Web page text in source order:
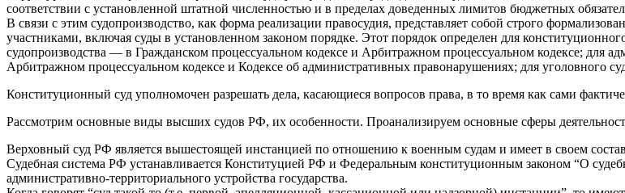
соответствии с установленной штатной численностью и в пределах доведенных лимитов бюджетных
В связи с этим судопроизводство, как форма реализации правосудия, представляет собой строго
участниками, включая суды в установленном законом порядке. Этот порядок определен для
судопроизводства — в Гражданском процессуальном кодексе и Арбитражном процессуальном кодексе; для
Арбитражном процессуальном кодексе и Кодексе об административных правонарушениях; для уголовного
Конституционный суд уполномочен разрешать дела, касающиеся вопросов права, в то время как сами
Рассмотрим основные виды высших судов РФ, их особенности. Проанализируем основные сферы
Верховный суд РФ является вышестоящей инстанцией по отношению к военным судам и имеет в своем
Судебная система РФ устанавливается Конституцией РФ и Федеральным конституционным законом “О
административно-территориального устройства государства.